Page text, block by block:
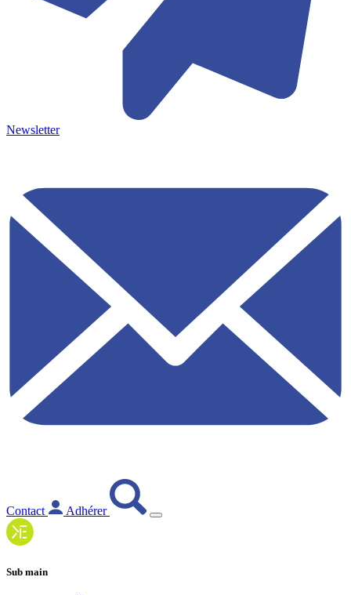
Newsletter
Contact Adhérer
Sub main